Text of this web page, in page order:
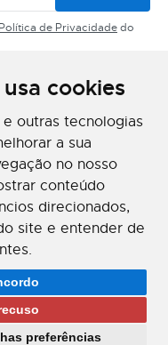
cookies
outras tecnologias
a sua
no nosso
conteúdo
direcionados,
site e entender de
preferências
Política de Privacidadedo